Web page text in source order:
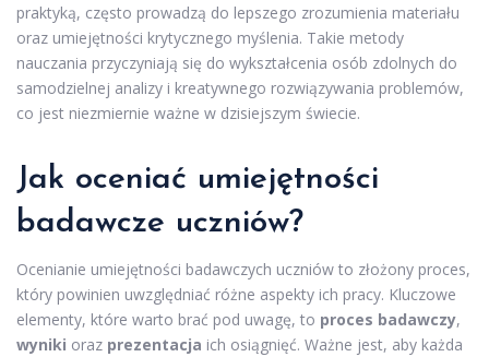
praktyką, często prowadzą do lepszego zrozumienia materiału
oraz umiejętności krytycznego myślenia. Takie metody
nauczania przyczyniają się do wykształcenia osób zdolnych do
samodzielnej analizy i kreatywnego rozwiązywania problemów,
co jest niezmiernie ważne w dzisiejszym świecie.
Jak oceniać umiejętności
badawcze uczniów?
Ocenianie umiejętności badawczych uczniów to złożony proces,
który powinien uwzględniać różne aspekty ich pracy. Kluczowe
elementy, które warto brać pod uwagę, to proces badawczy,
wyniki oraz prezentacja ich osiągnięć. Ważne jest, aby każda